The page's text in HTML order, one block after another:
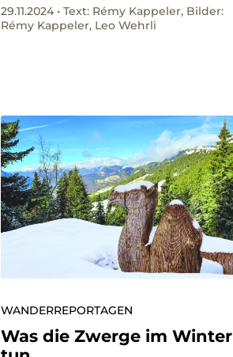
29.11.2024 • Text: Rémy Kappeler, Bilder:
Rémy Kappeler, Leo Wehrli
WANDERREPORTAGEN
Was die Zwerge im Winter